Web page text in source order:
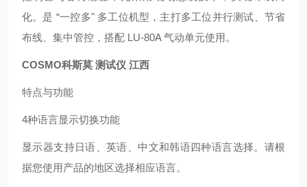
化。是 “一控多" 多工位机型，主打多工位并行测试、节省
布线、集中管控，搭配 LU‑80A 气动单元使用。
COSMO科斯莫 测试仪 江西
特点与功能
4种语言显示切换功能
显示器支持日语、英语、中文和韩语四种语言选择。请根
据您使用产品的地区选择相应语言。